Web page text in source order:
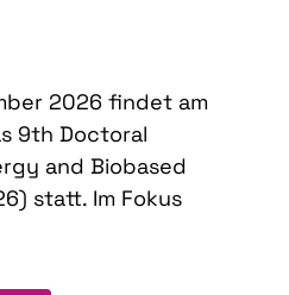
2026 findet am
9th Doctoral
and Biobased
statt. Im Fokus